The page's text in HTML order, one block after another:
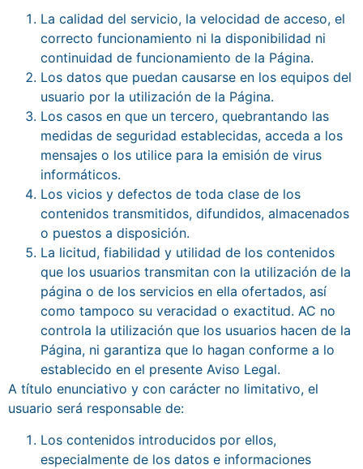
La calidad del servicio, la velocidad de acceso, el
correcto funcionamiento ni la disponibilidad ni
continuidad de funcionamiento de la Página.
Los datos que puedan causarse en los equipos del
usuario por la utilización de la Página.
Los casos en que un tercero, quebrantando las
medidas de seguridad establecidas, acceda a los
mensajes o los utilice para la emisión de virus
informáticos.
Los vicios y defectos de toda clase de los
contenidos transmitidos, difundidos, almacenados
o puestos a disposición.
La licitud, fiabilidad y utilidad de los contenidos
que los usuarios transmitan con la utilización de la
página o de los servicios en ella ofertados, así
como tampoco su veracidad o exactitud. AC no
controla la utilización que los usuarios hacen de la
Página, ni garantiza que lo hagan conforme a lo
establecido en el presente Aviso Legal.
A título enunciativo y con carácter no limitativo, el
usuario será responsable de:
Los contenidos introducidos por ellos,
especialmente de los datos e informaciones